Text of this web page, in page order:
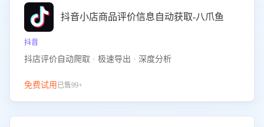
抖音小店商品评价信息自动获取-八爪鱼
抖音
抖店评价自动爬取 · 极速导出 · 深度分析
免费试用 已售99+